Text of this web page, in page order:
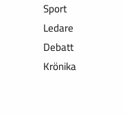
Sport
Ledare
Debatt
Krönika